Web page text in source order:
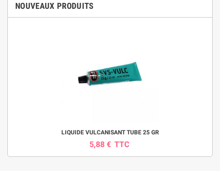
NOUVEAUX PRODUITS
LIQUIDE VULCANISANT TUBE 25 GR
5,88 € TTC